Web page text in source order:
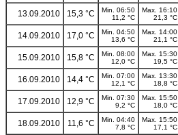
13.09.2010 15,3 °C
Min. 06:50
11,2 °C
Max. 16:10
21,3 °C
14.09.2010 17,0 °C
Min. 04:50
13,6 °C
Max. 14:00
21,1 °C
15.09.2010 15,8 °C
Min. 08:00
12,0 °C
Max. 15:30
19,5 °C
16.09.2010 14,4 °C
Min. 07:00
12,1 °C
Max. 13:30
18,8 °C
17.09.2010 12,9 °C
Min. 07:30
9,2 °C
Max. 15:50
18,0 °C
18.09.2010 11,6 °C
Min. 04:40
7,8 °C
Max. 15:50
17,1 °C